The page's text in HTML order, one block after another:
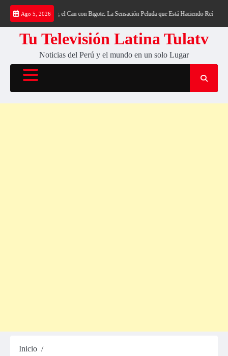
Saltar
contenido
Ago 5, 2026
«¡Azzy, el Can con Bigote: La Sensación Peluda que Está Haciendo Reír a las
Tu Televisión Latina Tulatv
Noticias del Perú y el mundo en un solo Lugar
Inicio